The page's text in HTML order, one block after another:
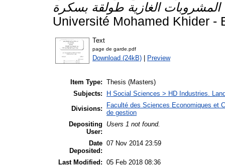
Université Mohamed Khider -
Text
page de garde.pdf
Download (24kB) | Preview
Item Type: Thesis (Masters)
Subjects:
H Social Sciences > HD Industries.
Divisions:
Faculté des Sciences Economiques et
de gestion
Depositing
User:
Users 1 not found.
Date
Deposited:
07 Nov 2014 23:59
Last Modified: 05 Feb 2018 08:36